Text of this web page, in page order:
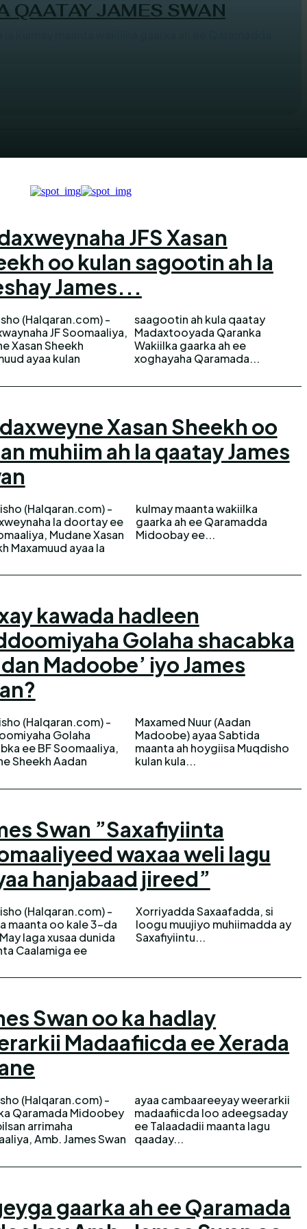
QAATAY JAMES SWAN
JFS Xasan
oo kulan sagootin ah la
James...
(Halqaran.com) -
JF Soomaaliya,
Xasan Sheekh
ayaa kulan
ah kula qaatay
Qaranka
gaarka ah ee
xoghayaha Qaramada...
Xasan Sheekh oo
muhiim ah la qaatay James
(Halqaran.com) -
la doortay ee
Mudane Xasan
Maxamuud ayaa la
maanta wakiilka
ah ee Qaramadda
Midoobay ee...
kawada hadleen
Golaha shacabka
Madoobe’ iyo James
(Halqaran.com) -
Golaha
ee BF Soomaaliya,
Sheekh Aadan
Nuur (Aadan
ayaa Sabtida
ah hoygiisa Muqdisho
kulan kula...
Swan ”Saxafiyiinta
waxaa weli lagu
hanjabaad jireed”
(Halqaran.com) -
maanta oo kale 3-da
laga xusaa dunida
Caalamiga ee
Saxaafadda, si
muhiimadda ay
Saxafiyiintu...
Swan oo ka hadlay
Madaafiicda ee Xerada
(Halqaran.com) -
Qaramada Midoobey
arrimaha
Amb. James Swan
weerarkii
loo adeegsaday
maanta lagu
qaaday...
gaarka ah ee Qaramada